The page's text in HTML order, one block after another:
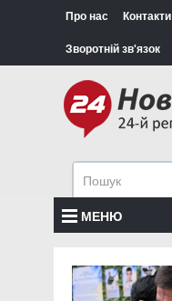
Про нас Контакти
Зворотній зв'язок
МЕНЮ